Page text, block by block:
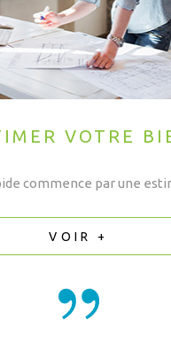
VOTRE
commence par une
VOIR +